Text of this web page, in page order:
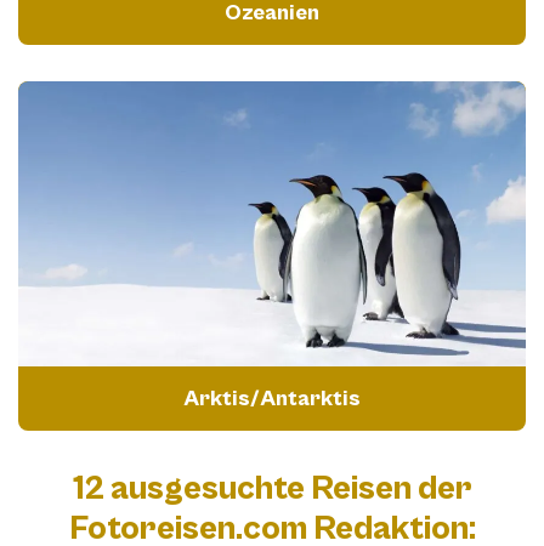
Ozeanien
Arktis/Antarktis
12 ausgesuchte Reisen der
Fotoreisen.com Redaktion: